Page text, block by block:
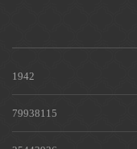
1942
79938115